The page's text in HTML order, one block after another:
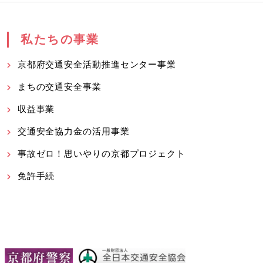
私たちの事業
京都府交通安全活動推進センター事業
まちの交通安全事業
収益事業
交通安全協力金の活用事業
事故ゼロ！思いやりの京都プロジェクト
免許手続